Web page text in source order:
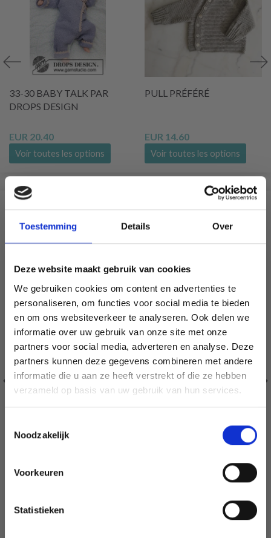
Toestemming Details Over
Deze website maakt gebruik van cookies
We gebruiken cookies om content en advertenties te
personaliseren, om functies voor social media te bieden
en om ons websiteverkeer te analyseren. Ook delen we
informatie over uw gebruik van onze site met onze
partners voor social media, adverteren en analyse. Deze
partners kunnen deze gegevens combineren met andere
informatie die u aan ze heeft verstrekt of die ze hebben
verzameld op basis van uw gebruik van hun services.
Noodzakelijk
Voorkeuren
Statistieken
33-30 BABY TALK PAR
DROPS DESIGN
EUR 20.40
Voir toutes les options
PULL PRÉFÉRÉ
EUR 14.60
Voir toutes les options
SIMILAIRE À CECI
4% de réduction
EUR 21.28
Économisez jusqu'à 50 %
Soyez le premier à connaître nos soldes et